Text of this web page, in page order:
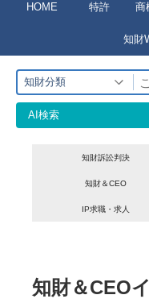
プ
HOME 特許 商
知財
知財分類
AI検索
知財訴訟判決
知財＆CEO
IP求職・求人
知財＆CEO